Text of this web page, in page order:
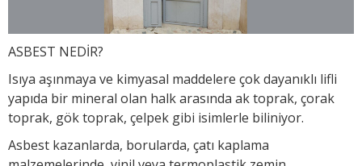
ASBEST NEDİR?
Isıya aşınmaya ve kimyasal maddelere çok dayanıklı lifli
yapıda bir mineral olan halk arasında ak toprak, çorak
toprak, gök toprak, çelpek gibi isimlerle biliniyor.
Asbest kazanlarda, borularda, çatı kaplama